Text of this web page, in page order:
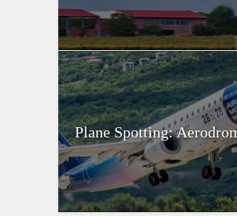
Plane Spotting: